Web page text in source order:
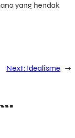
yang hendak
Next: Idealisme →